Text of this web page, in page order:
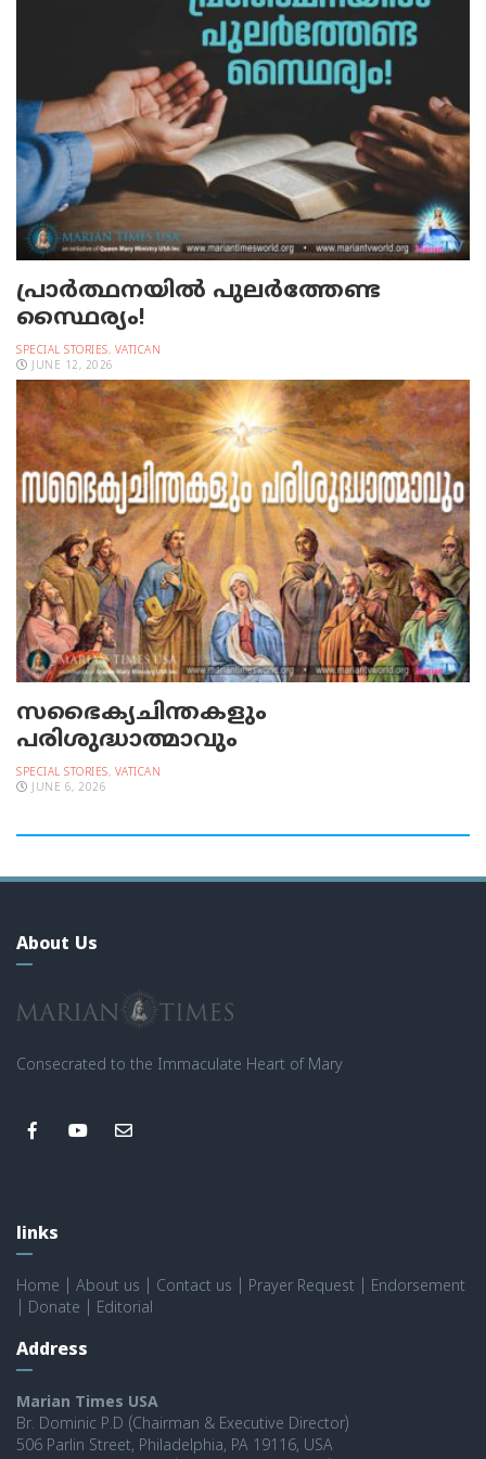
പ്രാര്‍ത്ഥനയില്‍ പുലര്‍ത്തേണ്ട
സ്ഥൈര്യം!
SPECIAL STORIES, VATICAN
JUNE 12, 2026
സഭൈക്യചിന്തകളും
പരിശുദ്ധാത്മാവും
SPECIAL STORIES, VATICAN
JUNE 6, 2026
About Us
Consecrated to the Immaculate Heart of Mary
links
Home About us Contact us Prayer Request
Endorsement
Donate Editorial
Address
Marian Times USA
Br. Dominic P.D (Chairman & Executive Director)
506 Parlin Street, Philadelphia, PA 19116, USA